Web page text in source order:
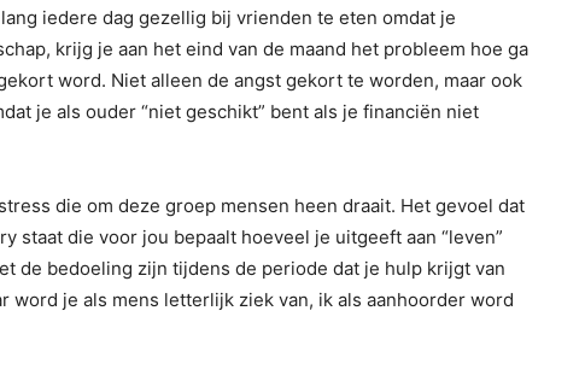
iedere dag gezellig bij vrienden te eten omdat je
krijg je aan het eind van de maand het probleem hoe ga
word. Niet alleen de angst gekort te worden, maar ook
je als ouder “niet geschikt” bent als je financiën niet
die om deze groep mensen heen draait. Het gevoel dat
staat die voor jou bepaalt hoeveel je uitgeeft aan “leven”
de bedoeling zijn tijdens de periode dat je hulp krijgt van
word je als mens letterlijk ziek van, ik als aanhoorder word